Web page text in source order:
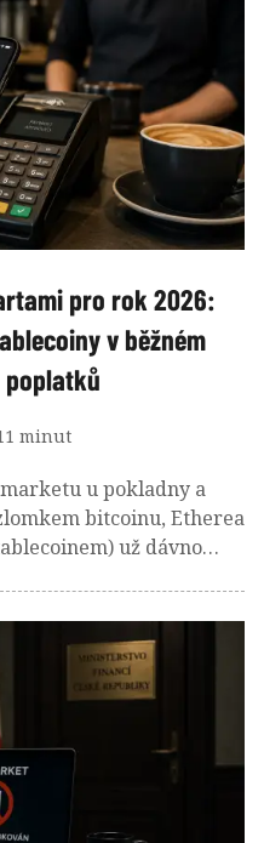
stovek tisíc až
pro rok 2026:
v běžném
poplatků
minut
u pokladny a
bitcoinu, Etherea
už dávno
bank bez fyzických